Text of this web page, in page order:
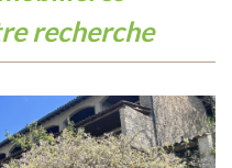
recherche